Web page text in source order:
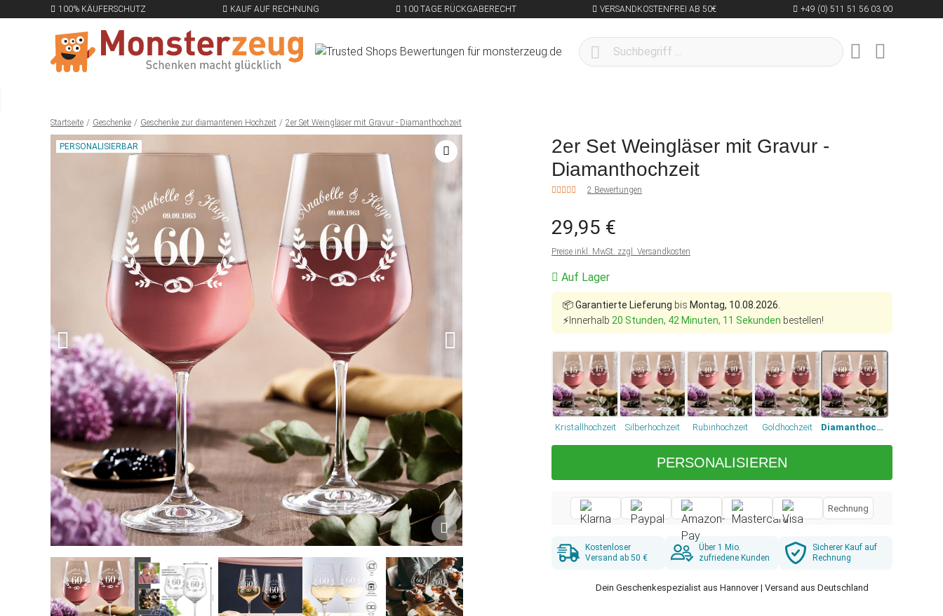
100% KÄUFERSCHUTZ KAUF AUF RECHNUNG 100 TAGE RÜCKGABERECHT VERSANDKOSTENFREI AB 50€ +49 (0) 511 51 56 03 00
Startseite Geschenke Geschenke zur diamantenen Hochzeit 2er Set Weingläser mit Gravur - Diamanthochzeit
PERSONALISIERBAR
2er Set Weingläser mit Gravur -
Diamanthochzeit
2 Bewertungen
29,95 €
Preise inkl. MwSt. zzgl. Versandkosten
Auf Lager
📦Garantierte Lieferung bis Montag, 10.08.2026.
⚡Innerhalb 20 Stunden, 42 Minuten, 10 Sekunden bestellen!
Kristallhochzeit Silberhochzeit Rubinhochzeit Goldhochzeit Diamanthochzeit
PERSONALISIEREN
Rechnung
Kostenloser
Versand ab 50 €
Über 1 Mio.
zufriedene Kunden
Sicherer Kauf auf
Rechnung
Dein Geschenkespezialist aus Hannover | Versand aus Deutschland